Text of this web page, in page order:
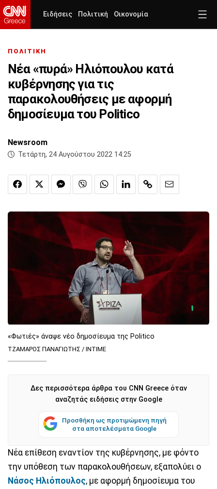
Ειδήσεις Πολιτική Οικονομία
ΠΟΛΙΤΙΚΗ
Νέα «πυρά» Ηλιόπουλου κατά
κυβέρνησης για τις
παρακολουθήσεις με αφορμή
δημοσίευμα του Politico
Newsroom
Τετάρτη, 24 Αυγούστου 2022 14:25
«Φωτιές» άναψε νέο δημοσίευμα της Politico
ΤΖΑΜΑΡΟΣ ΠΑΝΑΓΙΩΤΗΣ / INTIME
Δες περισσότερα άρθρα του CNN Greece όταν
αναζητάς ειδήσεις στην Google
Προσθήκη ως προτιμώμενη πηγή
στα αποτελέσματα Google
Νέα επίθεση εναντίον της κυβέρνησης, με φόντο
την υπόθεση των παρακολουθήσεων, εξαπολύει ο
Νάσος Ηλιόπουλος, με αφορμή δημοσίευμα του